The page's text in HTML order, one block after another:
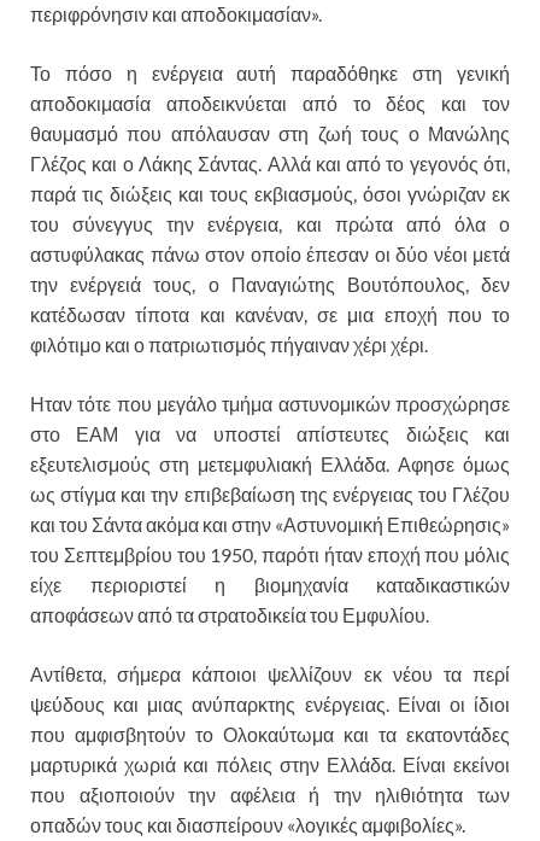
περιφρόνησιν και αποδοκιμασίαν».
Το πόσο η ενέργεια αυτή παραδόθηκε στη γενική
αποδοκιμασία αποδεικνύεται από το δέος και τον
θαυμασμό που απόλαυσαν στη ζωή τους ο Μανώλης
Γλέζος και ο Λάκης Σάντας. Αλλά και από το γεγονός ότι,
παρά τις διώξεις και τους εκβιασμούς, όσοι γνώριζαν εκ
του σύνεγγυς την ενέργεια, και πρώτα από όλα ο
αστυφύλακας πάνω στον οποίο έπεσαν οι δύο νέοι μετά
την ενέργειά τους, ο Παναγιώτης Βουτόπουλος, δεν
κατέδωσαν τίποτα και κανέναν, σε μια εποχή που το
φιλότιμο και ο πατριωτισμός πήγαιναν χέρι χέρι.
Ηταν τότε που μεγάλο τμήμα αστυνομικών προσχώρησε
στο ΕΑΜ για να υποστεί απίστευτες διώξεις και
εξευτελισμούς στη μετεμφυλιακή Ελλάδα. Αφησε όμως
ως στίγμα και την επιβεβαίωση της ενέργειας του Γλέζου
και του Σάντα ακόμα και στην «Αστυνομική Επιθεώρησις»
του Σεπτεμβρίου του 1950, παρότι ήταν εποχή που μόλις
είχε περιοριστεί η βιομηχανία καταδικαστικών
αποφάσεων από τα στρατοδικεία του Εμφυλίου.
Αντίθετα, σήμερα κάποιοι ψελλίζουν εκ νέου τα περί
ψεύδους και μιας ανύπαρκτης ενέργειας. Είναι οι ίδιοι
που αμφισβητούν το Ολοκαύτωμα και τα εκατοντάδες
μαρτυρικά χωριά και πόλεις στην Ελλάδα. Είναι εκείνοι
που αξιοποιούν την αφέλεια ή την ηλιθιότητα των
οπαδών τους και διασπείρουν «λογικές αμφιβολίες».